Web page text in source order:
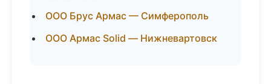
ООО Брус Армас — Симферополь
ООО Армас Solid — Нижневартовск